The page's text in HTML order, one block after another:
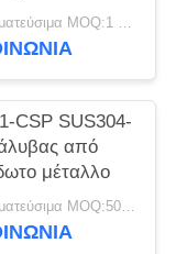
ψυχρής
πηνίο
Διαπραγματεύσιμα MOQ:1 τόνος
CSP SUS304-
από
μέταλλο
Διαπραγματεύσιμα MOQ:500 κλ